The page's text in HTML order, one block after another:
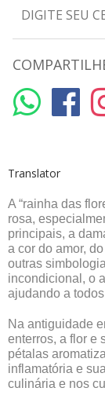
Translator
A “rainha das
rosa,
principais, a
a cor do amor,
outras
incondicional, o
ajudando a
Na antiguidade
enterros, a flor e
pétalas
inflamatória e
culinária e nos